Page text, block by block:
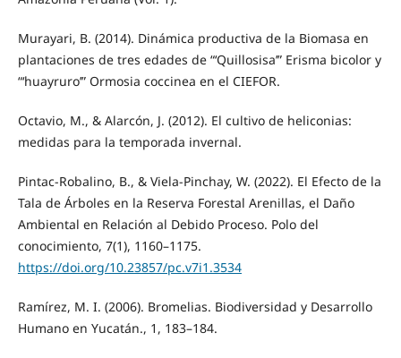
Murayari, B. (2014). Dinámica productiva de la Biomasa en
plantaciones de tres edades de “‘Quillosisa’” Erisma bicolor y
“‘huayruro’” Ormosia coccinea en el CIEFOR.
Octavio, M., & Alarcón, J. (2012). El cultivo de heliconias:
medidas para la temporada invernal.
Pintac-Robalino, B., & Viela-Pinchay, W. (2022). El Efecto de la
Tala de Árboles en la Reserva Forestal Arenillas, el Daño
Ambiental en Relación al Debido Proceso. Polo del
conocimiento, 7(1), 1160–1175.
https://doi.org/10.23857/pc.v7i1.3534
Ramírez, M. I. (2006). Bromelias. Biodiversidad y Desarrollo
Humano en Yucatán., 1, 183–184.